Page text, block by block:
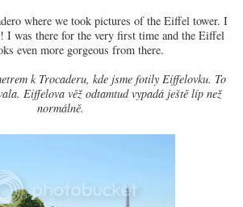
where we took pictures of the Eiffel tower. I
I was there for the very first time and the Eiffel
even more gorgeous from there.
k Trocaderu, kde jsme fotily Eiffelovku. To
Eiffelova věž odtamtud vypadá ještě líp než
normálně.